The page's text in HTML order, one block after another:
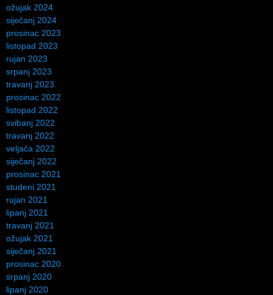
ožujak 2024
siječanj 2024
prosinac 2023
listopad 2023
rujan 2023
srpanj 2023
travanj 2023
prosinac 2022
listopad 2022
svibanj 2022
travanj 2022
veljača 2022
siječanj 2022
prosinac 2021
studeni 2021
rujan 2021
lipanj 2021
travanj 2021
ožujak 2021
siječanj 2021
prosinac 2020
srpanj 2020
lipanj 2020